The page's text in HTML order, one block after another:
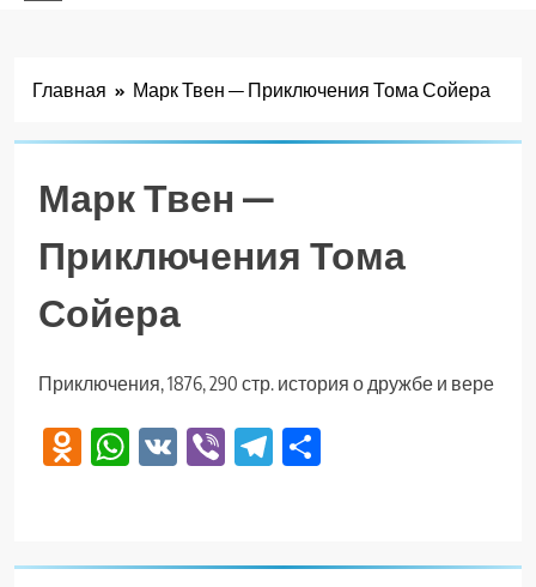
Главная Марк Твен — Приключения Тома Сойера
Марк Твен —
Приключения Тома
Сойера
Приключения, 1876, 290 стр. история о дружбе и вере
Odnoklassniki
WhatsApp
VK ViberTelegram